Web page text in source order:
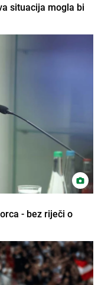
situacija mogla bi
- bez riječi o